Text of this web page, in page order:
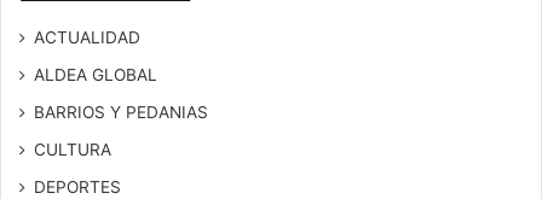
ACTUALIDAD
ALDEA GLOBAL
BARRIOS Y PEDANIAS
CULTURA
DEPORTES